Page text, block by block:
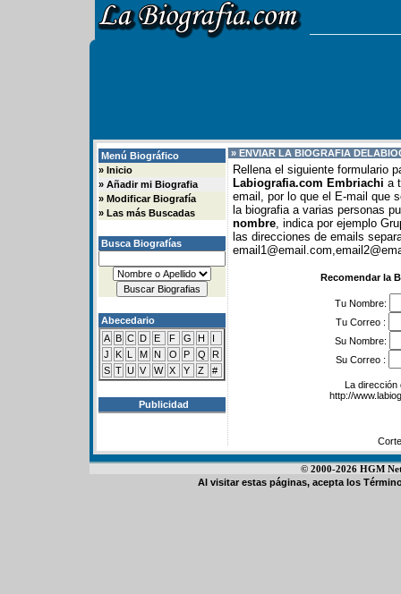
Menú Biográfico
» Inicio
» Añadir mi Biografia
» Modificar Biografía
» Las más Buscadas
Busca Biografías
Abecedario
A B C D E F G H
I
J
K L M N O P Q
R
S T U V W X Y Z #
Publicidad
» ENVIAR LA BIOGRAFIA DE
Rellena el siguiente formulario
Labiografia.com Embriachi a
email, por lo que el E-mail que
la biografia a varias personas
nombre, indica por ejemplo
las direcciones de emails
Recomendar la
Tu Nombre:
Tu Correo :
Su Nombre:
Su Correo :
La dirección
http://
© 2000-2026 HGM
Al visitar estas páginas, acepta los